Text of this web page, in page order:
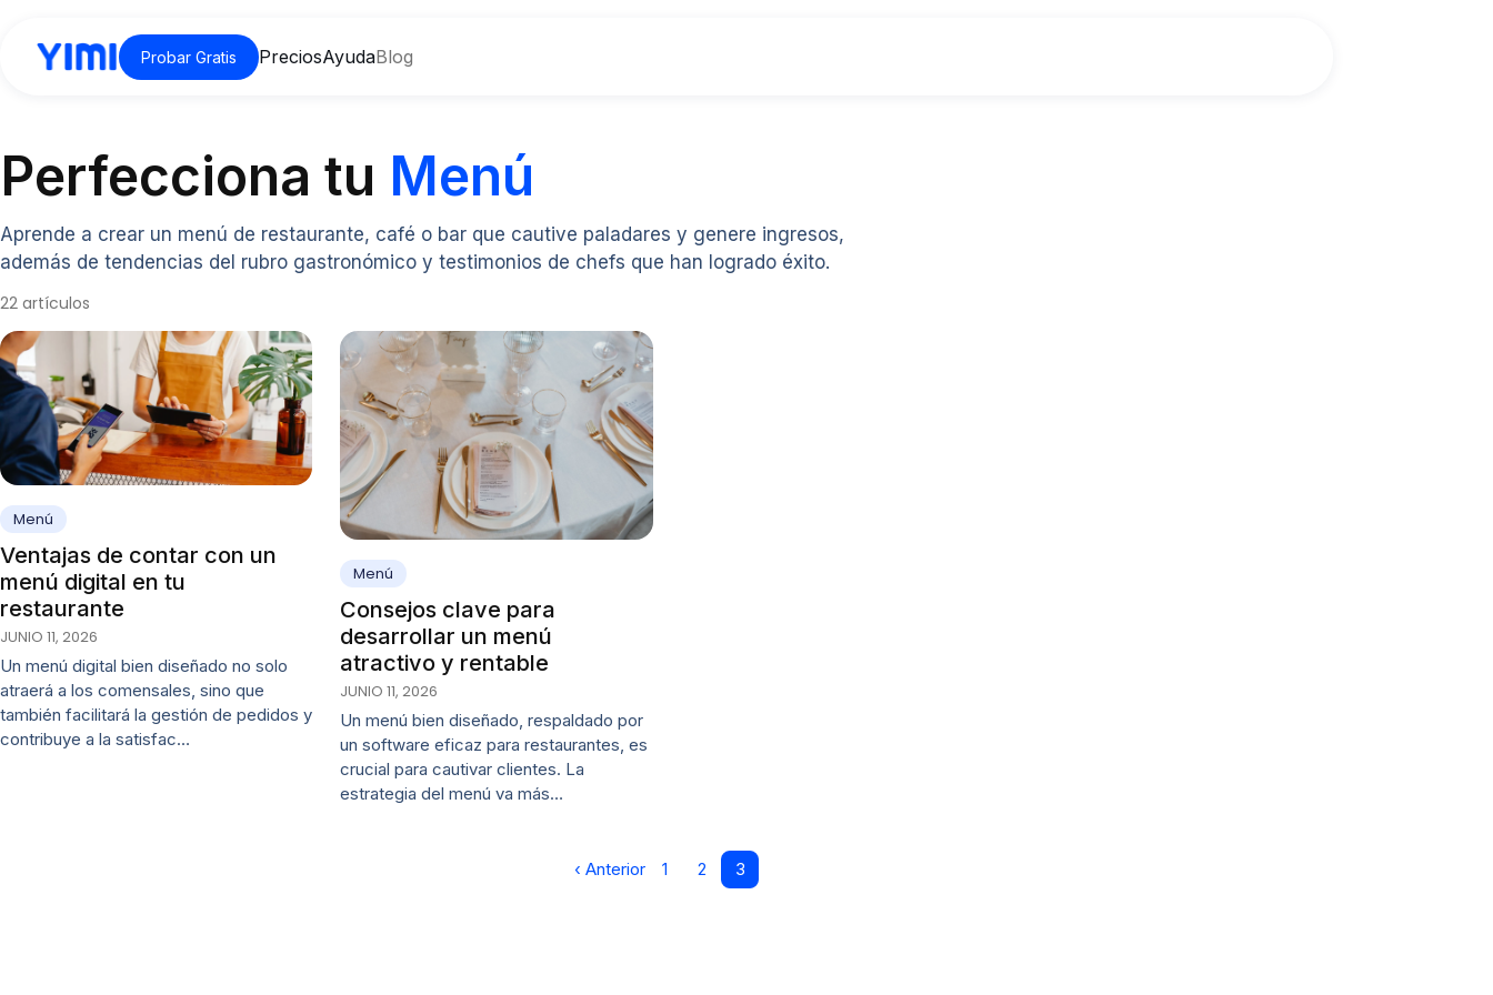
Probar Gratis PreciosAyudaBlog
Perfecciona tu Menú
Aprende a crear un menú de restaurante, café o bar que cautive paladares y genere ingresos,
además de tendencias del rubro gastronómico y testimonios de chefs que han logrado éxito.
22 artículos
Menú
Ventajas de contar con un
menú digital en tu
restaurante
JUNIO 11, 2026
Un menú digital bien diseñado no solo
atraerá a los comensales, sino que
también facilitará la gestión de pedidos y
contribuye a la satisfac…
Menú
Consejos clave para
desarrollar un menú
atractivo y rentable
JUNIO 11, 2026
Un menú bien diseñado, respaldado por
un software eficaz para restaurantes, es
crucial para cautivar clientes. La
estrategia del menú va más…
‹ Anterior 1 2 3